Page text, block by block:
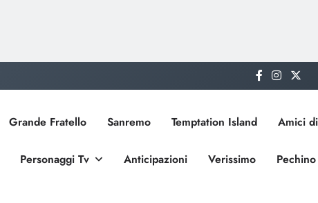
Grande Fratello Sanremo Temptation Island Amici
Personaggi Tv Anticipazioni Verissimo